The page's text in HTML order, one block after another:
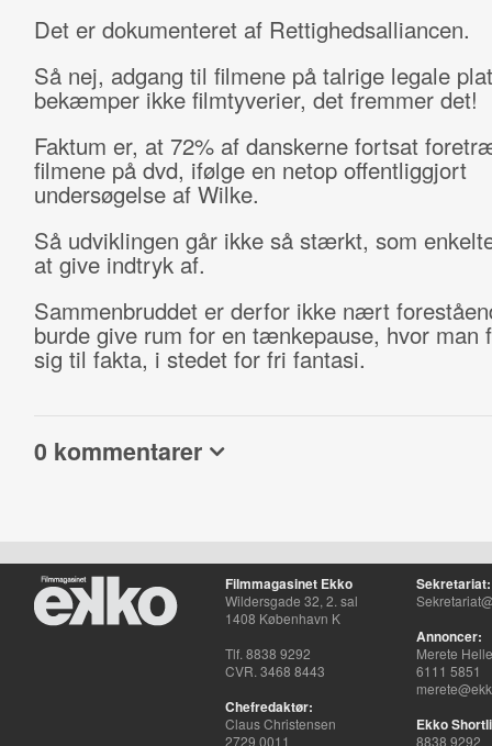
Det er dokumenteret af Rettighedsalliancen.
Så nej, adgang til filmene på talrige legale
bekæmper ikke filmtyverier, det fremmer det!
Faktum er, at 72% af danskerne fortsat
filmene på dvd, ifølge en netop offentliggjort
undersøgelse af Wilke.
Så udviklingen går ikke så stærkt, som
at give indtryk af.
Sammenbruddet er derfor ikke nært
burde give rum for en tænkepause, hvor man
sig til fakta, i stedet for fri fantasi.
0 kommentarer
Filmmagasinet Ekko
Wildersgade 32, 2. sal
1408 København K
Tlf. 8838 9292
CVR. 3468 8443
Chefredaktør:
Claus Christensen
2729 0011
Sekretariat:
Annoncer:
Merete
6111 5851
Ekko
8838 9292